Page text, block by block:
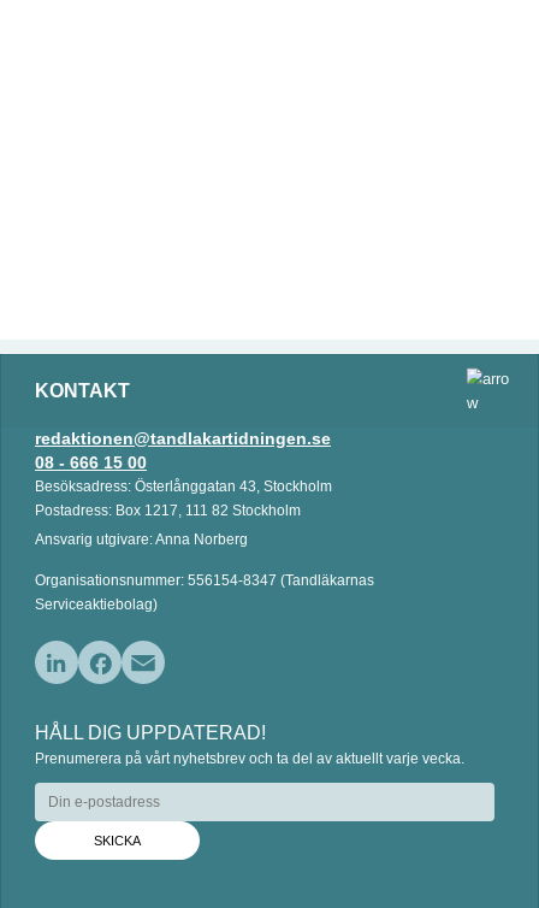
KONTAKT
redaktionen@tandlakartidningen.se
08 - 666 15 00
Besöksadress: Österlånggatan 43, Stockholm
Postadress: Box 1217, 111 82 Stockholm
Ansvarig utgivare: Anna Norberg
Organisationsnummer: 556154-8347 (Tandläkarnas
Serviceaktiebolag)
n
k
n
c
e
o
o
k
a
i
HÅLL DIG UPPDATERAD!
Prenumerera på vårt nyhetsbrev och ta del av aktuellt varje vecka.